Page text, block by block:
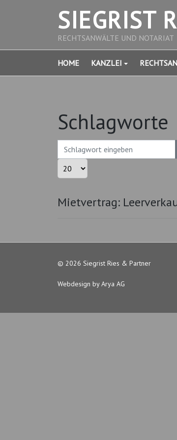
SIEGRIST
RECHTSANWÄLTE UND NOTARIAT
HOME KANZLEI
Schlagworte
Schlagwort eingeben
Anzeige #
Mietvertrag:
© 2026 Siegrist Ries & Partner
Webdesign by Arya AG